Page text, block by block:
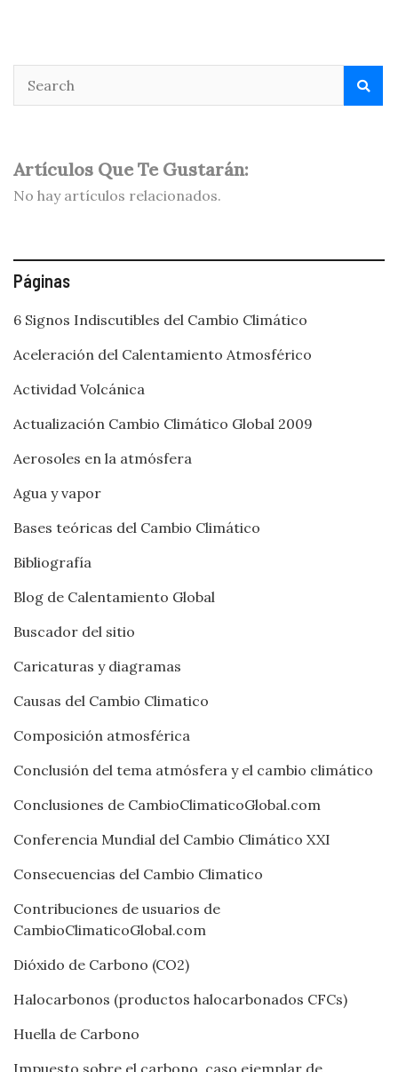
Artículos Que Te Gustarán:
No hay artículos relacionados.
Páginas
6 Signos Indiscutibles del Cambio Climático
Aceleración del Calentamiento Atmosférico
Actividad Volcánica
Actualización Cambio Climático Global 2009
Aerosoles en la atmósfera
Agua y vapor
Bases teóricas del Cambio Climático
Bibliografía
Blog de Calentamiento Global
Buscador del sitio
Caricaturas y diagramas
Causas del Cambio Climatico
Composición atmosférica
Conclusión del tema atmósfera y el cambio climático
Conclusiones de CambioClimaticoGlobal.com
Conferencia Mundial del Cambio Climático XXI
Consecuencias del Cambio Climatico
Contribuciones de usuarios de
CambioClimaticoGlobal.com
Dióxido de Carbono (CO2)
Halocarbonos (productos halocarbonados CFCs)
Huella de Carbono
Impuesto sobre el carbono, caso ejemplar de